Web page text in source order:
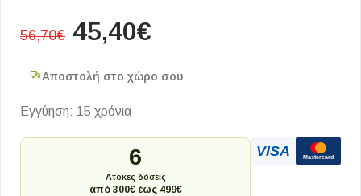
56,70€ 45,40€
Αποστολή στο χώρο σου
Εγγύηση: 15 χρόνια
6
Άτοκες δόσεις
από 300€ έως 499€
VISA Mastercard